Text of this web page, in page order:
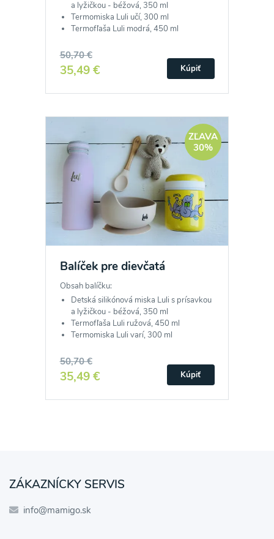
a lyžičkou - béžová, 350 ml
Termomiska Luli učí, 300 ml
Termofľaša Luli modrá, 450 ml
50,70 €
35,49 € Kúpiť
ZĽAVA
30%
Balíček pre dievčatá
Obsah balíčku:
Detská silikónová miska Luli s prísavkou
a lyžičkou - béžová, 350 ml
Termofľaša Luli ružová, 450 ml
Termomiska Luli varí, 300 ml
50,70 €
35,49 € Kúpiť
ZÁKAZNÍCKY SERVIS
info@mamigo.sk